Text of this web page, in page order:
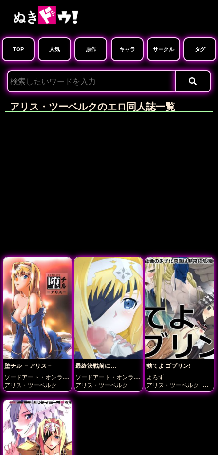
TOP 人気 原作 キャラ サークル タグ
アリス・ツーベルクのエロ同人誌一覧
堕チル －アリス－
ソードアート・オンライ
ン
アリス・ツーベルク
最終決戦前に…
ソードアート・オンライ
ン
アリス・ツーベルク
勃てよ ゴブリン!
よろず
アリス・ツーベルク エ
ミリア ディードリット